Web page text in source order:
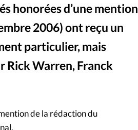
Faire un don
La boutique
honorées d’une mention
2006) ont reçu un
particulier, mais
Rick Warren, Franck
de la rédaction du